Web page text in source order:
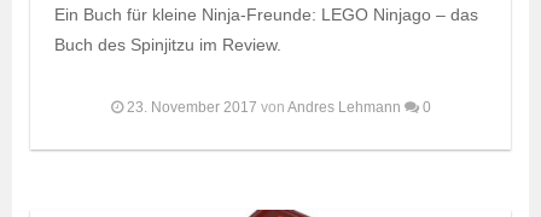
Ein Buch für kleine Ninja-Freunde: LEGO Ninjago – das
Buch des Spinjitzu im Review.
23. November 2017 von Andres Lehmann 0